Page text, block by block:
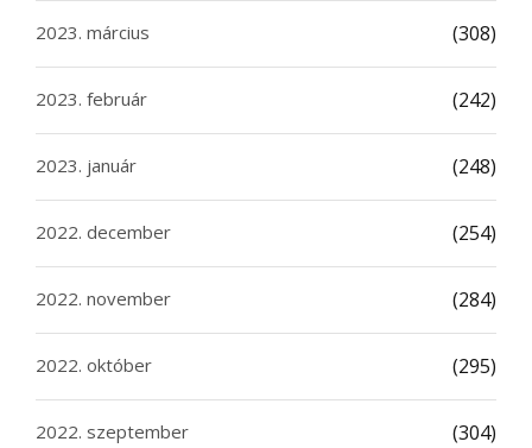
2023. március (308)
2023. február (242)
2023. január (248)
2022. december (254)
2022. november (284)
2022. október (295)
2022. szeptember (304)